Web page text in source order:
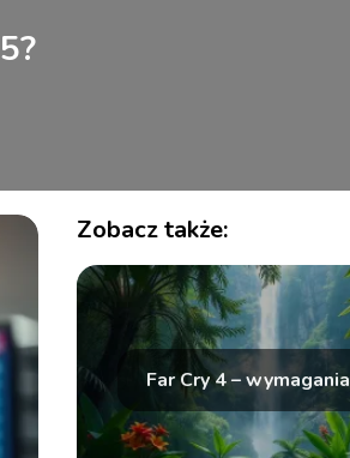
Zobacz także:
Far Cry 4 – wymagania